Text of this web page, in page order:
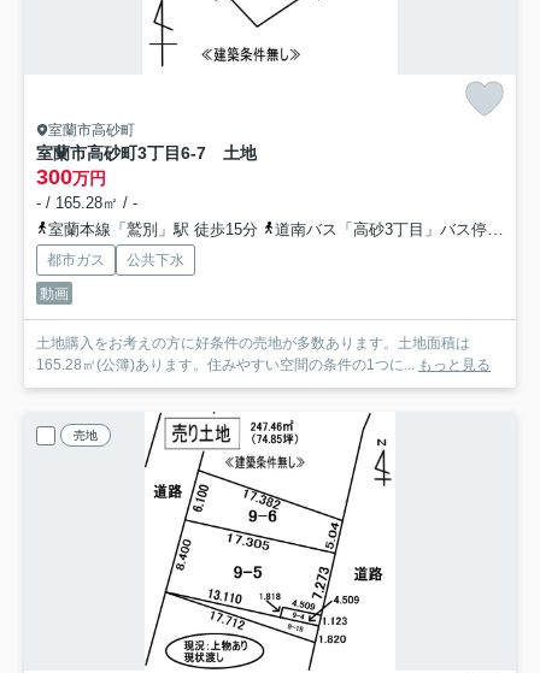
室蘭市高砂町
室蘭市高砂町3丁目6-7 土地
300万円
- / 165.28㎡ / -
室蘭本線「鷲別」駅 徒歩15分
道南バス「高砂3丁目」バス停下車 徒歩6分
都市ガス
公共下水
動画
土地購入をお考えの方に好条件の売地が多数あります。土地面積は
165.28㎡(公簿)あります。住みやすい空間の条件の1つに... もっと見る
売地